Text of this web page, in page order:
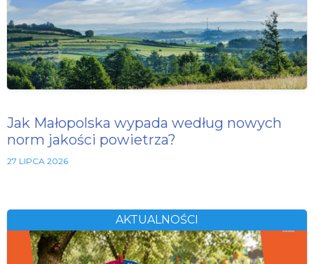
Jak Małopolska wypada według nowych
norm jakości powietrza?
27 LIPCA 2026
AKTUALNOŚCI